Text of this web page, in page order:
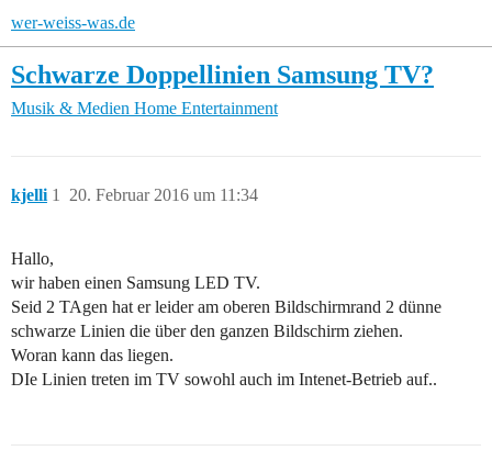
wer-weiss-was.de
Schwarze Doppellinien Samsung TV?
Musik & Medien Home Entertainment
kjelli 20. Februar 2016 um 11:34
1
Hallo,
wir haben einen Samsung LED TV.
Seid 2 TAgen hat er leider am oberen Bildschirmrand 2 dünne
schwarze Linien die über den ganzen Bildschirm ziehen.
Woran kann das liegen.
DIe Linien treten im TV sowohl auch im Intenet-Betrieb auf..